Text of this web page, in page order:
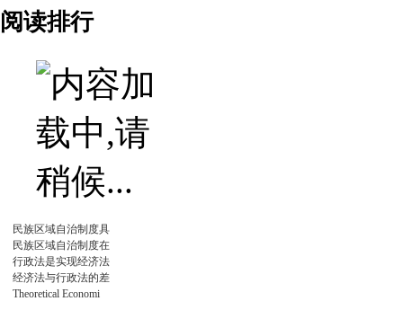
阅读排行
民族区域自治制度具
民族区域自治制度在
行政法是实现经济法
经济法与行政法的差
Theoretical Economi